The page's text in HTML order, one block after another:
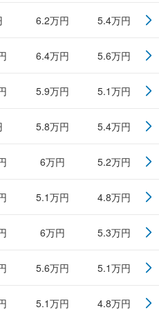
6.2万円 5.4万円
6.4万円 5.6万円
5.9万円 5.1万円
5.8万円 5.4万円
6万円 5.2万円
5.1万円 4.8万円
6万円 5.3万円
5.6万円 5.1万円
5.1万円 4.8万円